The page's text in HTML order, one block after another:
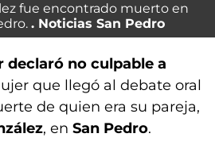
fue encontrado muerto en
Noticias San Pedro
declaró no culpable a
que llegó al debate oral
de quien era su pareja,
, en San Pedro.